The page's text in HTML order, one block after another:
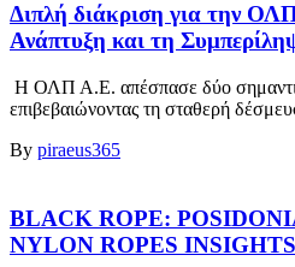
Διπλή διάκριση για την
Ανάπτυξη και τη
Η ΟΛΠ Α.Ε. απέσπασε δύο
επιβεβαιώνοντας τη σταθερή
By piraeus365
BLACK ROPE:
NYLON ROPES INSIGHTS